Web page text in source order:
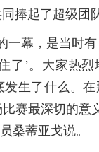
捧起了超级团
幕，是当时有
了’。大家热
发生了什么。
赛最深切的意
桑蒂亚戈说。